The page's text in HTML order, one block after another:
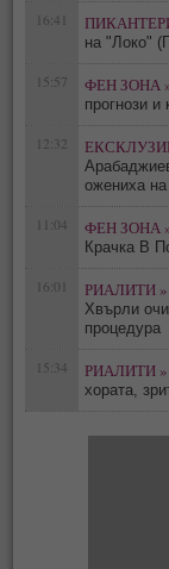
16:41
на "Локо"
15:57 ФЕН ЗОНА
прогнози и
12:32
oжениха
11:04 ФЕН ЗОНА
Крачка В
16:01 РИАЛИТИ »
Хвърли
процедура
15:34 РИАЛИТИ »
хората,